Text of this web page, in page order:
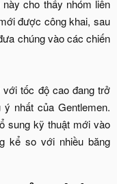
cho thấy nhóm liên
được công khai, sau
chúng vào các chiến
tốc độ cao đang trở
nhất của Gentlemen.
sung kỹ thuật mới vào
kể so với nhiều băng